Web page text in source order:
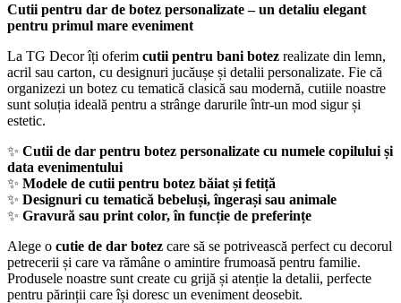
Cutii pentru dar de botez personalizate – un detaliu elegant
pentru primul mare eveniment
La TG Decor îți oferim cutii pentru bani botez realizate din lemn,
acril sau carton, cu designuri jucăușe și detalii personalizate. Fie că
organizezi un botez cu tematică clasică sau modernă, cutiile noastre
sunt soluția ideală pentru a strânge darurile într-un mod sigur și
estetic.
✨ Cutii de dar pentru botez personalizate cu numele copilului și
data evenimentului
✨ Modele de cutii pentru botez băiat și fetiță
✨ Designuri cu tematică bebeluși, îngerași sau animale
✨ Gravură sau print color, în funcție de preferințe
Alege o cutie de dar botez care să se potrivească perfect cu decorul
petrecerii și care va rămâne o amintire frumoasă pentru familie.
Produsele noastre sunt create cu grijă și atenție la detalii, perfecte
pentru părinții care își doresc un eveniment deosebit.